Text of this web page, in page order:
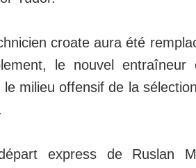
croate aura été
le nouvel
milieu offensif de la
express de Ruslan